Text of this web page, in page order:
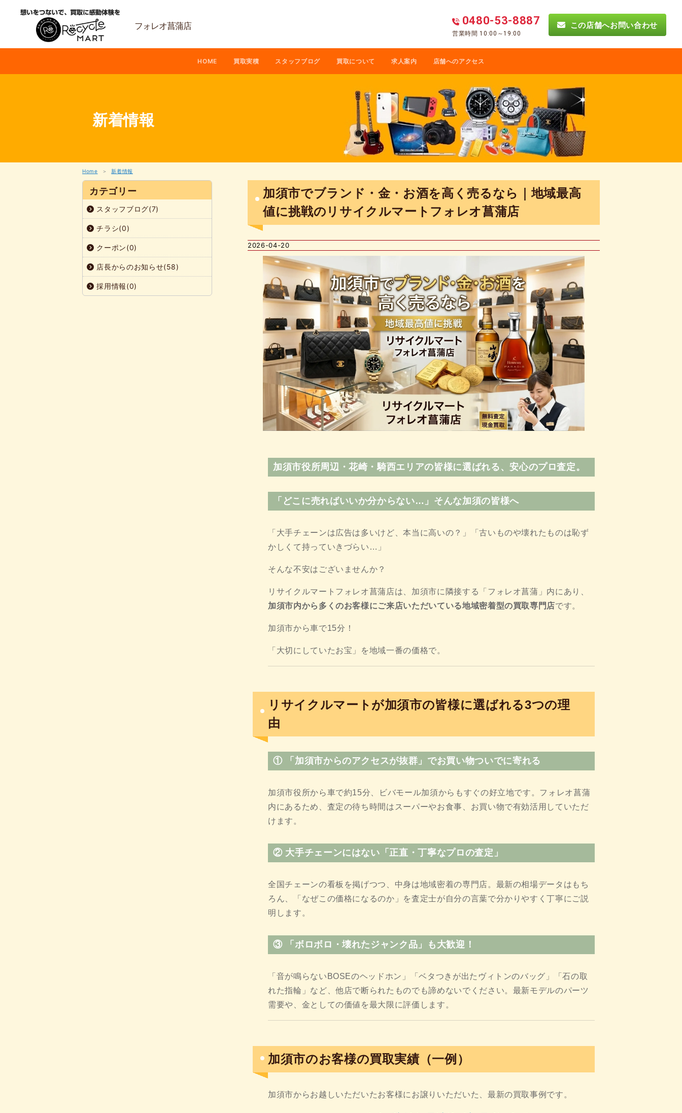
フォレオ菖蒲店 0480-53-8887
営業時間 10:00～19:00
この店舗へお問い合わせ
HOME 買取実積 スタッフブログ 買取について 求人案内 店舗へのアクセス
新着情報
Home 新着情報
加須市でブランド・金・お酒を高く売るなら｜地域最高
値に挑戦のリサイクルマートフォレオ菖蒲店
2026-04-20
加須市役所周辺・花崎・騎西エリアの皆様に選ばれる、安心のプロ査定。
「どこに売ればいいか分からない…」そんな加須の皆様へ
「大手チェーンは広告は多いけど、本当に高いの？」「古いものや壊れたものは恥ず
かしくて持っていきづらい…」
そんな不安はございませんか？
リサイクルマートフォレオ菖蒲店は、加須市に隣接する「フォレオ菖蒲」内にあり、
加須市内から多くのお客様にご来店いただいている地域密着型の買取専門店です。
加須市から車で15分！
「大切にしていたお宝」を地域一番の価格で。
リサイクルマートが加須市の皆様に選ばれる3つの理
由
① 「加須市からのアクセスが抜群」でお買い物ついでに寄れる
加須市役所から車で約15分、ビバモール加須からもすぐの好立地です。フォレオ菖蒲
内にあるため、査定の待ち時間はスーパーやお食事、お買い物で有効活用していただ
けます。
② 大手チェーンにはない「正直・丁寧なプロの査定」
全国チェーンの看板を掲げつつ、中身は地域密着の専門店。最新の相場データはもち
ろん、「なぜこの価格になるのか」を査定士が自分の言葉で分かりやすく丁寧にご説
明します。
③ 「ボロボロ・壊れたジャンク品」も大歓迎！
「音が鳴らないBOSEのヘッドホン」「ベタつきが出たヴィトンのバッグ」「石の取
れた指輪」など、他店で断られたものでも諦めないでください。最新モデルのパーツ
需要や、金としての価値を最大限に評価します。
加須市のお客様の買取実績（一例）
加須市からお越しいただいたお客様にお譲りいただいた、最新の買取事例です。
カテゴリー
スタッフブログ(7)
チラシ(0)
クーポン(0)
店長からのお知らせ(58)
採用情報(0)